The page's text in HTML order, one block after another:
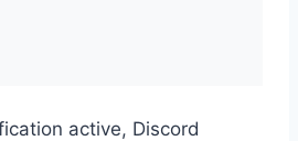
active, Discord